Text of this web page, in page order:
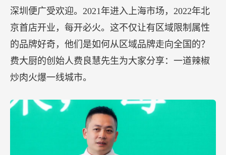
深圳便广受欢迎。2021年进入上海市场，2022年北
京首店开业，每开必火。这不仅让有区域限制属性
的品牌好奇，他们是如何从区域品牌走向全国的？
费大厨的创始人费良慧先生为大家分享：一道辣椒
炒肉火爆一线城市。